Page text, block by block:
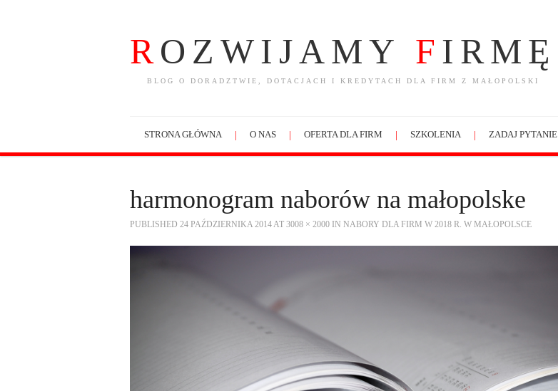
ROZWIJAMY F IRMĘ
BLOG O DORADZTWIE, DOTACJACH I KREDYTACH DLA FIRM Z MAŁOPOLSKI
STRONA GŁÓWNA O NAS OFERTA DLA FIRM SZKOLENIA ZADAJ PYTANIE
harmonogram naborów na małopolske
PUBLISHED 24 PAŹDZIERNIKA 2014 AT 3008 × 2000 IN NABORY DLA FIRM W 2018 R. W MAŁOPOLSCE